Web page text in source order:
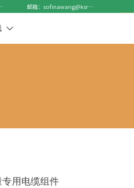
邮箱：sofinawang@ksrcd.com

用电缆组件